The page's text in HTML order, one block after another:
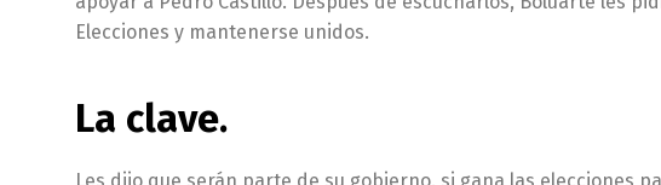
Elecciones y mantenerse unidos.
La clave.